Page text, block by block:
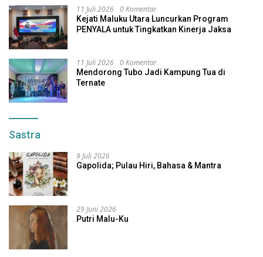
11 Juli 2026 0 Komentar
Kejati Maluku Utara Luncurkan Program
PENYALA untuk Tingkatkan Kinerja Jaksa
11 Juli 2026 0 Komentar
Mendorong Tubo Jadi Kampung Tua di
Ternate
Sastra
9 Juli 2026
Gapolida; Pulau Hiri, Bahasa & Mantra
29 Juni 2026
Putri Malu-Ku